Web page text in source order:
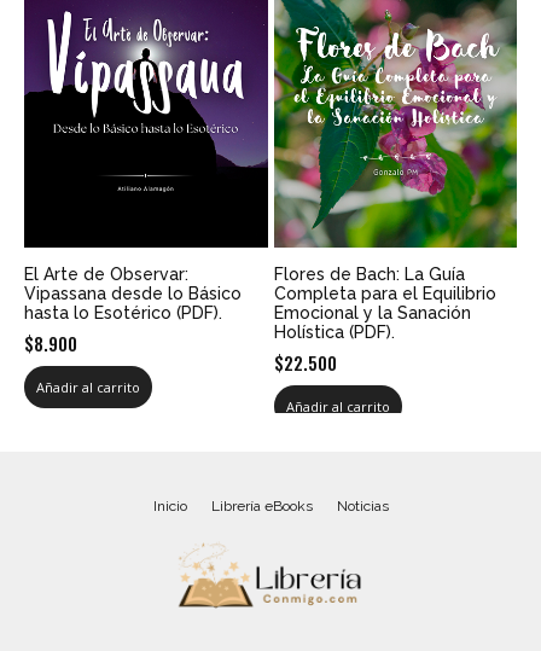
El Arte de Observar:
Vipassana desde lo Básico
hasta lo Esotérico (PDF).
$8.900
Añadir al carrito
Flores de Bach: La Guía
Completa para el Equilibrio
Emocional y la Sanación
Holística (PDF).
$22.500
Añadir al carrito
Inicio Librería eBooks Noticias